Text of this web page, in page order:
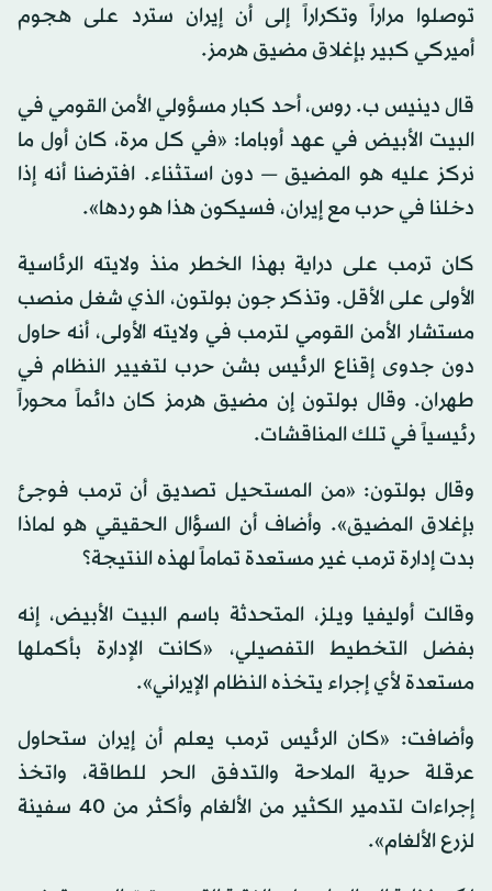
توصلوا مراراً وتكراراً إلى أن إيران سترد على هجوم
أميركي كبير بإغلاق مضيق هرمز.
قال دينيس ب. روس، أحد كبار مسؤولي الأمن القومي في
البيت الأبيض في عهد أوباما: «في كل مرة، كان أول ما
نركز عليه هو المضيق — دون استثناء. افترضنا أنه إذا
دخلنا في حرب مع إيران، فسيكون هذا هو ردها».
كان ترمب على دراية بهذا الخطر منذ ولايته الرئاسية
الأولى على الأقل. وتذكر جون بولتون، الذي شغل منصب
مستشار الأمن القومي لترمب في ولايته الأولى، أنه حاول
دون جدوى إقناع الرئيس بشن حرب لتغيير النظام في
طهران. وقال بولتون إن مضيق هرمز كان دائماً محوراً
رئيسياً في تلك المناقشات.
وقال بولتون: «من المستحيل تصديق أن ترمب فوجئ
بإغلاق المضيق». وأضاف أن السؤال الحقيقي هو لماذا
بدت إدارة ترمب غير مستعدة تماماً لهذه النتيجة؟
وقالت أوليفيا ويلز، المتحدثة باسم البيت الأبيض، إنه
بفضل التخطيط التفصيلي، «كانت الإدارة بأكملها
مستعدة لأي إجراء يتخذه النظام الإيراني».
وأضافت: «كان الرئيس ترمب يعلم أن إيران ستحاول
عرقلة حرية الملاحة والتدفق الحر للطاقة، واتخذ
إجراءات لتدمير الكثير من الألغام وأكثر من 40 سفينة
لزرع الألغام».